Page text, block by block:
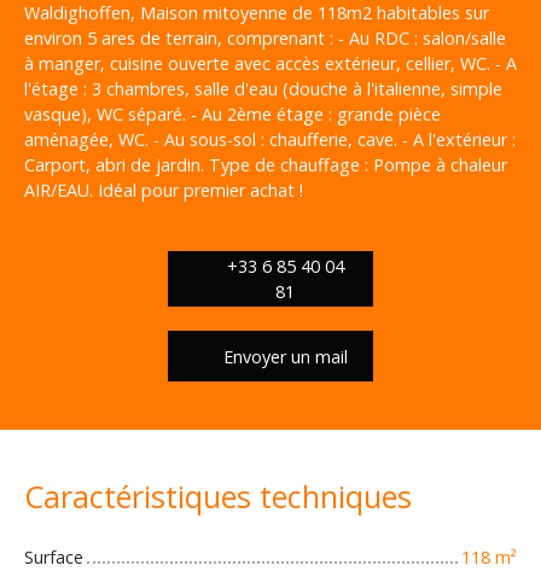
Waldighoffen, Maison mitoyenne de 118m2 habitables sur
environ 5 ares de terrain, comprenant : - Au RDC : salon/salle
à manger, cuisine ouverte avec accès extérieur, cellier, WC. - A
l'étage : 3 chambres, salle d'eau (douche à l'italienne, simple
vasque), WC séparé. - Au 2ème étage : grande pièce
aménagée, WC. - Au sous-sol : chaufferie, cave. - A l'extérieur :
Carport, abri de jardin. Type de chauffage : Pompe à chaleur
AIR/EAU. Idéal pour premier achat !
+33 6 85 40 04
81
Envoyer un mail
Caractéristiques techniques
Surface 118 m²